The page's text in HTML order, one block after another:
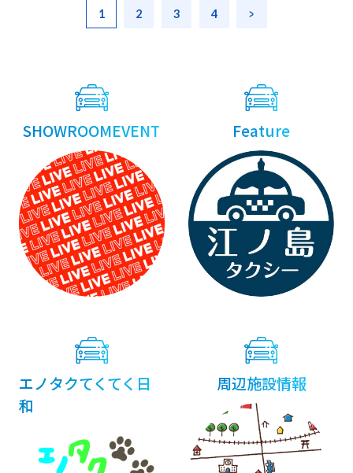
navigation
1 2 3 4
SHOWROOMEVENT Feature
エノタクてくてく日
和
周辺施設情報